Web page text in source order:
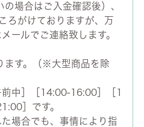
場合はご入金確認後）、
ろがけておりますが、万
ールでご連絡致します。
ます。（※大型商品を除
中］［14:00-16:00］［1
］です。
場合でも、事情により指